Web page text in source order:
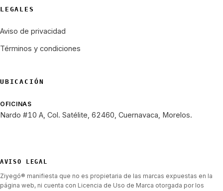
LEGALES
Aviso de privacidad
Términos y condiciones
UBICACIÓN
OFICINAS
Nardo #10 A, Col. Satélite, 62460, Cuernavaca, Morelos.
AVISO LEGAL
Ziyegó® manifiesta que no es propietaria de las marcas expuestas en la
página web, ni cuenta con Licencia de Uso de Marca otorgada por los